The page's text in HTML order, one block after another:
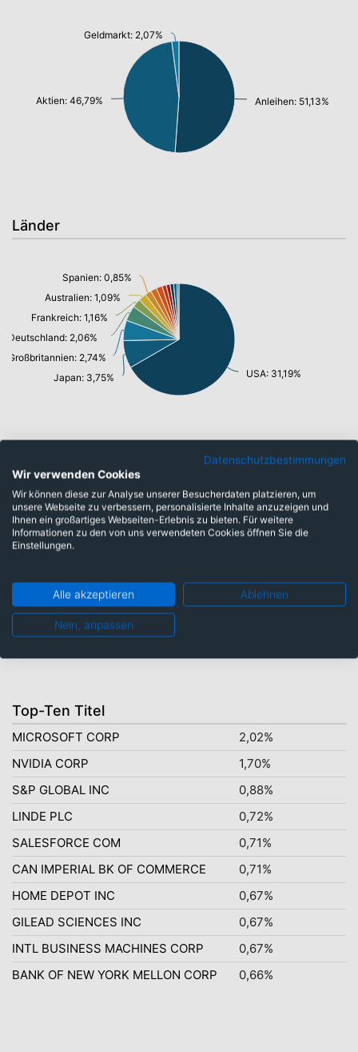
Anleihen: 51,13%
Aktien: 46,79%
Geldmarkt: 2,07%
Länder
USA: 31,19%
Japan: 3,75%
Großbritannien: 2,74%
Deutschland: 2,06%
Frankreich: 1,16%
Australien: 1,09%
Spanien: 0,85%
Währungen
US-Dollar: 19,61%
Pfund Sterling: 2,86%
Australische Dollar: 1,14%
Top-Ten Titel
MICROSOFT CORP
2,02%
NVIDIA CORP
1,70%
S&P GLOBAL INC
0,88%
LINDE PLC
0,72%
SALESFORCE COM
0,71%
CAN IMPERIAL BK OF COMMERCE
0,71%
HOME DEPOT INC
0,67%
GILEAD SCIENCES INC
0,67%
INTL BUSINESS MACHINES CORP
0,67%
BANK OF NEW YORK MELLON CORP
0,66%
Datenschutzbestimmungen
Wir verwenden Cookies
Wir können diese zur Analyse unserer Besucherdaten platzieren, um
unsere Webseite zu verbessern, personalisierte Inhalte anzuzeigen und
Ihnen ein großartiges Webseiten-Erlebnis zu bieten. Für weitere
Informationen zu den von uns verwendeten Cookies öffnen Sie die
Einstellungen.
Alle akzeptieren Ablehnen
Nein, anpassen